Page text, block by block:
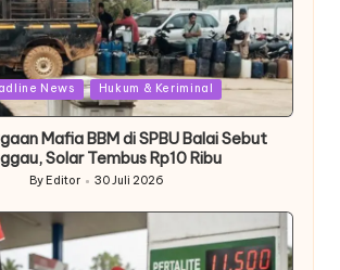
News Hukum & Keriminal
Mafia BBM di SPBU Balai Sebut
Solar Tembus Rp10 Ribu
Posted
by
By Editor 30 Juli 2026